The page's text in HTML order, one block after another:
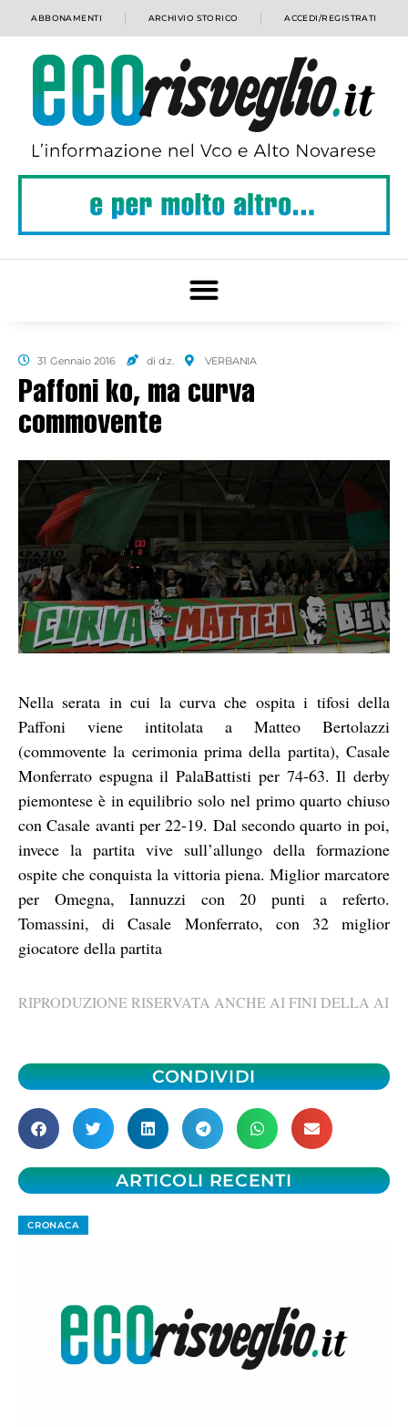
ABBONAMENTI ARCHIVIO STORICO ACCEDI/REGISTRATI
31 Gennaio 2016 di d.z. VERBANIA
Paffoni ko, ma curva
commovente
Nella serata in cui la curva che ospita i tifosi della
Paffoni viene intitolata a Matteo Bertolazzi
(commovente la cerimonia prima della partita), Casale
Monferrato espugna il PalaBattisti per 74-63. Il derby
piemontese è in equilibrio solo nel primo quarto chiuso
con Casale avanti per 22-19. Dal secondo quarto in poi,
invece la partita vive sull’allungo della formazione
ospite che conquista la vittoria piena. Miglior marcatore
per Omegna, Iannuzzi con 20 punti a referto.
Tomassini, di Casale Monferrato, con 32 miglior
giocatore della partita
RIPRODUZIONE RISERVATA ANCHE AI FINI DELLA AI
CONDIVIDI
ARTICOLI RECENTI
CRONACA